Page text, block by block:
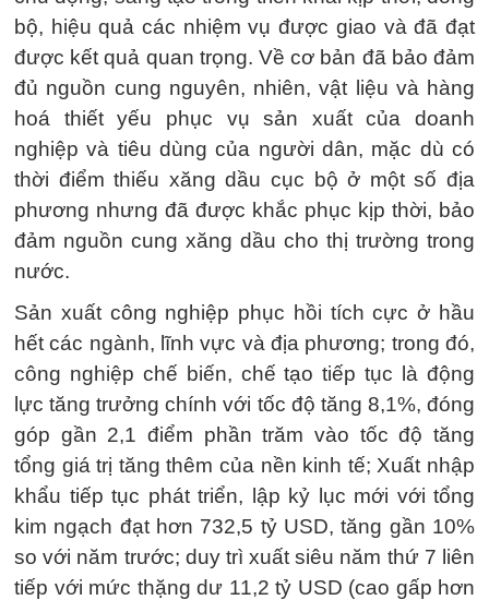
bộ, hiệu quả các nhiệm vụ được giao và đã đạt
được kết quả quan trọng. Về cơ bản đã bảo đảm
đủ nguồn cung nguyên, nhiên, vật liệu và hàng
hoá thiết yếu phục vụ sản xuất của doanh
nghiệp và tiêu dùng của người dân, mặc dù có
thời điểm thiếu xăng dầu cục bộ ở một số địa
phương nhưng đã được khắc phục kịp thời, bảo
đảm nguồn cung xăng dầu cho thị trường trong
nước.
Sản xuất công nghiệp phục hồi tích cực ở hầu
hết các ngành, lĩnh vực và địa phương; trong đó,
công nghiệp chế biến, chế tạo tiếp tục là động
lực tăng trưởng chính với tốc độ tăng 8,1%, đóng
góp gần 2,1 điểm phần trăm vào tốc độ tăng
tổng giá trị tăng thêm của nền kinh tế; Xuất nhập
khẩu tiếp tục phát triển, lập kỷ lục mới với tổng
kim ngạch đạt hơn 732,5 tỷ USD, tăng gần 10%
so với năm trước; duy trì xuất siêu năm thứ 7 liên
tiếp với mức thặng dư 11,2 tỷ USD (cao gấp hơn